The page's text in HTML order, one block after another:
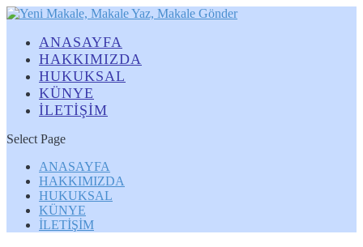
ANASAYFA
HAKKIMIZDA
HUKUKSAL
KÜNYE
İLETİŞİM
Select Page
ANASAYFA
HAKKIMIZDA
HUKUKSAL
KÜNYE
İLETİŞİM